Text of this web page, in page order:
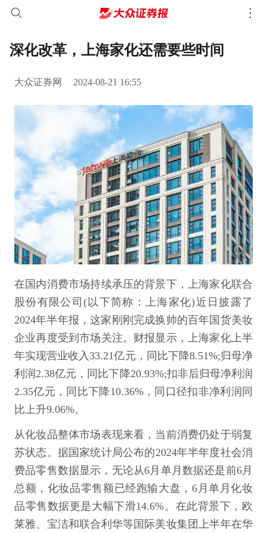
深化改革，上海家化还需要些时间
大众证券网 2024-08-21 16:55
在国内消费市场持续承压的背景下，上海家化联合
股份有限公司(以下简称：上海家化)近日披露了
2024年半年报，这家刚刚完成换帅的百年国货美妆
企业再度受到市场关注。财报显示，上海家化上半
年实现营业收入33.21亿元，同比下降8.51%;归母净
利润2.38亿元，同比下降20.93%;扣非后归母净利润
2.35亿元，同比下降10.36%，同口径扣非净利润同
比上升9.06%。
从化妆品整体市场表现来看，当前消费仍处于弱复
苏状态。据国家统计局公布的2024年半年度社会消
费品零售数据显示，无论从6月单月数据还是前6月
总额，化妆品零售额已经跑输大盘，6月单月化妆
品零售数据更是大幅下滑14.6%。在此背景下，欧
莱雅、宝洁和联合利华等国际美妆集团上半年在华